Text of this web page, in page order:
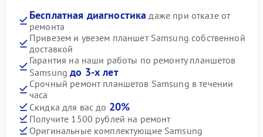
Бесплатная диагностика даже при отказе от
ремонта
Привезем и увезем планшет Samsung собственной
доставкой
Гарантия на наши работы по ремонту планшетов
Samsungдо 3-х лет
Срочный ремонт планшетов Samsung в течении
часа
Скидка для вас до 20%
Получите 1500 рублей на ремонт
Оригинальные комплектующие Samsung